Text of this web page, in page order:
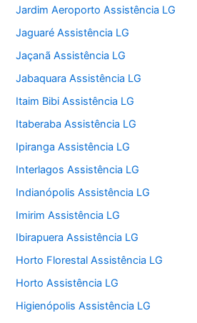
Jardim Aeroporto Assistência LG
Jaguaré Assistência LG
Jaçanã Assistência LG
Jabaquara Assistência LG
Itaim Bibi Assistência LG
Itaberaba Assistência LG
Ipiranga Assistência LG
Interlagos Assistência LG
Indianópolis Assistência LG
Imirim Assistência LG
Ibirapuera Assistência LG
Horto Florestal Assistência LG
Horto Assistência LG
Higienópolis Assistência LG